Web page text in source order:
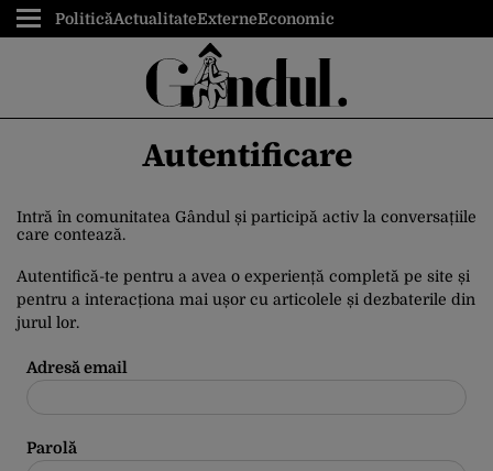
PoliticăActualitateExterneEconomic
Autentificare
Intră în comunitatea Gândul și participă activ la conversațiile
care contează.
Autentifică-te pentru a avea o experiență completă pe site și
pentru a interacționa mai ușor cu articolele și dezbaterile din
jurul lor.
Adresă email
Parolă